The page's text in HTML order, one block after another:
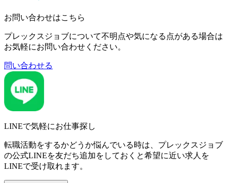
お問い合わせはこちら
プレックスジョブについて不明点や気になる点がある場合は
お気軽にお問い合わせください。
問い合わせる
LINEで気軽にお仕事探し
転職活動をするかどうか悩んでいる時は、プレックスジョブ
の公式LINEを友だち追加をしておくと希望に近い求人を
LINEで受け取れます。